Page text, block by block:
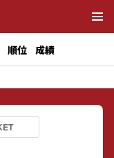
順位 成績